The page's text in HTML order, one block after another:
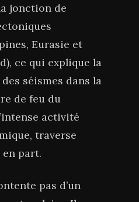
jonction de
Eurasie et
ce qui explique la
séismes dans la
de feu du
activité
traverse
en part.
pas d’un